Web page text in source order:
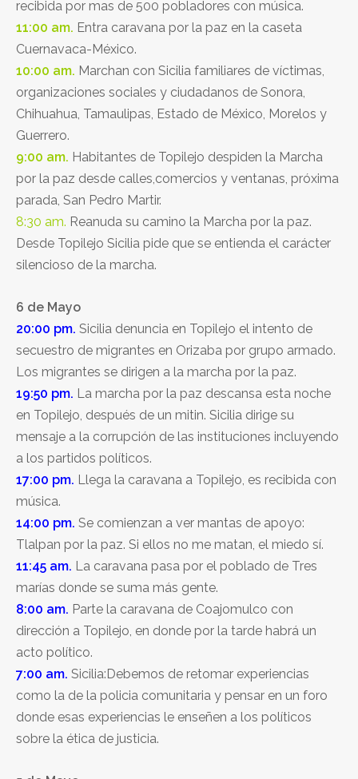
recibida por mas de 500 pobladores con música.
11:00 am. Entra caravana por la paz en la caseta
Cuernavaca-México.
10:00 am. Marchan con Sicilia familiares de víctimas,
organizaciones sociales y ciudadanos de Sonora,
Chihuahua, Tamaulipas, Estado de México, Morelos y
Guerrero.
9:00 am. Habitantes de Topilejo despiden la Marcha
por la paz desde calles,comercios y ventanas, próxima
parada, San Pedro Martir.
8:30 am. Reanuda su camino la Marcha por la paz.
Desde Topilejo Sicilia pide que se entienda el carácter
silencioso de la marcha.
6 de Mayo
20:00 pm. Sicilia denuncia en Topilejo el intento de
secuestro de migrantes en Orizaba por grupo armado.
Los migrantes se dirigen a la marcha por la paz.
19:50 pm. La marcha por la paz descansa esta noche
en Topilejo, después de un mitin. Sicilia dirige su
mensaje a la corrupción de las instituciones incluyendo
a los partidos políticos.
17:00 pm. Llega la caravana a Topilejo, es recibida con
música.
14:00 pm. Se comienzan a ver mantas de apoyo:
Tlalpan por la paz. Si ellos no me matan, el miedo sí.
11:45 am. La caravana pasa por el poblado de Tres
marías donde se suma más gente.
8:00 am. Parte la caravana de Coajomulco con
dirección a Topilejo, en donde por la tarde habrá un
acto político.
7:00 am. Sicilia:Debemos de retomar experiencias
como la de la policia comunitaria y pensar en un foro
donde esas experiencias le enseñen a los políticos
sobre la ética de justicia.